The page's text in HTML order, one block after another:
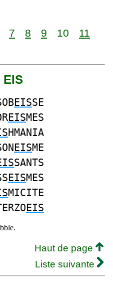
7 8 9 10
11
EISSE
EISMES
HMANIA
EISME
SANTS
EISMES
MICITE
EIS
Haut de page
Liste suivante